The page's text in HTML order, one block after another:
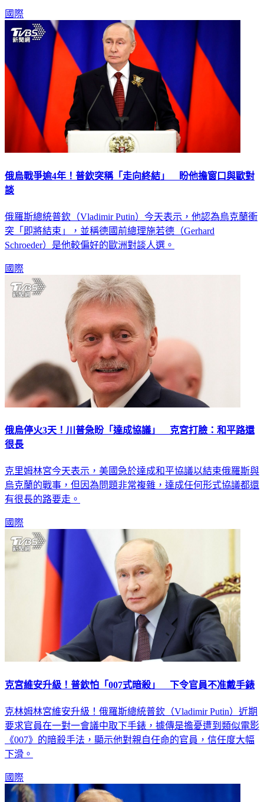
國際
俄烏戰爭逾4年！普欽突稱「走向終結」 盼他擔窗口與歐對
談
俄羅斯總統普欽（Vladimir Putin）今天表示，他認為烏克蘭衝
突「即將結束」，並稱德國前總理施若德（Gerhard
Schroeder）是他較偏好的歐洲對談人選。
國際
俄烏停火3天！川普急盼「達成協議」 克宮打臉：和平路還
很長
克里姆林宮今天表示，美國急於達成和平協議以結束俄羅斯與
烏克蘭的戰事，但因為問題非常複雜，達成任何形式協議都還
有很長的路要走。
國際
克宮維安升級！普欽怕「007式暗殺」 下令官員不准戴手錶
克林姆林宮維安升級！俄羅斯總統普欽（Vladimir Putin）近期
要求官員在一對一會議中取下手錶，據傳是擔憂遭到類似電影
《007》的暗殺手法，顯示他對親自任命的官員，信任度大幅
下滑。
國際